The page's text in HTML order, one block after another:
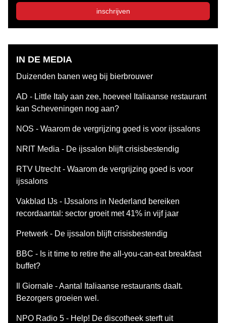
inschrijven
IN DE MEDIA
Duizenden banen weg bij bierbrouwer
AD - Little Italy aan zee, hoeveel Italiaanse restaurant
kan Scheveningen nog aan?
NOS - Waarom de vergrijzing goed is voor ijssalons
NRIT Media - De ijssalon blijft crisisbestendig
RTV Utrecht - Waarom de vergrijzing goed is voor
ijssalons
Vakblad IJs - IJssalons in Nederland bereiken
recordaantal: sector groeit met 41% in vijf jaar
Pretwerk - De ijssalon blijft crisisbestendig
BBC - Is it time to retire the all-you-can-eat breakfast
buffet?
Il Giornale - Aantal Italiaanse restaurants daalt.
Bezorgers groeien wel.
NPO Radio 5 - Help! De discotheek sterft uit